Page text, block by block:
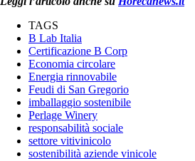
TAGS
B Lab Italia
Certificazione B Corp
Economia circolare
Energia rinnovabile
Feudi di San Gregorio
imballaggio sostenibile
Perlage Winery
responsabilità sociale
settore vitivinicolo
sostenibilità aziende vinicole